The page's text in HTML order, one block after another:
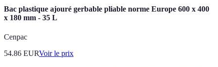
Bac plastique ajouré gerbable pliable norme Europe 600 x 400
x 180 mm - 35 L
Cenpac
54.86 EURVoir le prix